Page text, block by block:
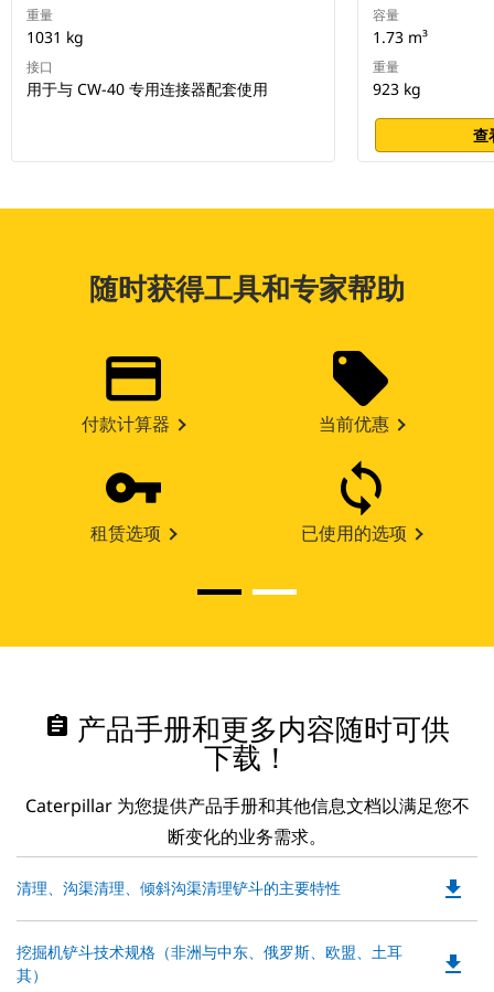
重量
1031 kg
接口
用于与 CW-40 专用连接器配套使用
容量
1.73 m³
重量
923 kg
查
随时获得工具和专家帮助
付款计算器 当前优惠
租赁选项 已使用的选项
assignment 产品手册和更多内容随时可供
下载！
Caterpillar 为您提供产品手册和其他信息文档以满足您不
断变化的业务需求。
清理、沟渠清理、倾斜沟渠清理铲斗的主要特性 file_download
挖掘机铲斗技术规格（非洲与中东、俄罗斯、欧盟、土耳
其）
file_download